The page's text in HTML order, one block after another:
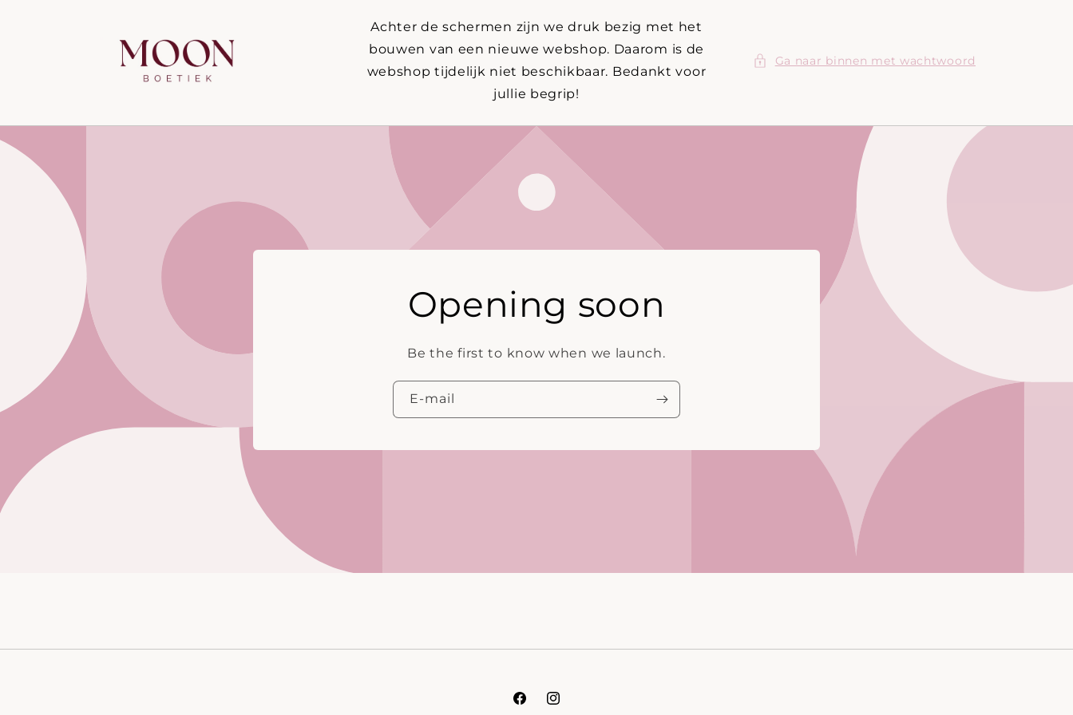
Achter de schermen zijn we druk bezig met het
bouwen van een nieuwe webshop. Daarom is de
webshop tijdelijk niet beschikbaar. Bedankt voor
jullie begrip!
Ga naar binnen met wachtwoord
Opening soon
Be the first to know when we launch.
E‑mail
FacebookInstagram